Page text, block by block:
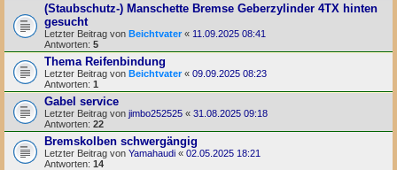
(Staubschutz-) Manschette Bremse Geberzylinder 4TX hinten
gesucht
Letzter Beitrag von Beichtvater « 11.09.2025 08:41
Antworten: 5
Thema Reifenbindung
Letzter Beitrag von Beichtvater« 09.09.2025 08:23
Antworten: 1
Gabel service
Letzter Beitrag von jimbo252525 « 31.08.2025 09:18
Antworten: 22
Bremskolben schwergängig
Letzter Beitrag von Yamahaudi « 02.05.2025 18:21
Antworten: 14